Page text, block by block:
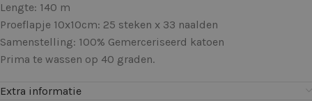
Lengte: 140 m
Proeflapje 10x10cm: 25 steken x 33 naalden
Samenstelling: 100% Gemerceriseerd katoen
Prima te wassen op 40 graden.
Extra informatie